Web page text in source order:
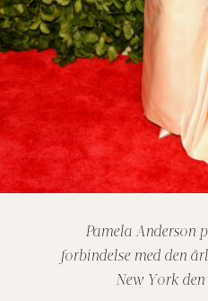
Pamela Anderson
forbindelse med den
New York den